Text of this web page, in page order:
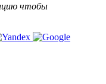
чтобы